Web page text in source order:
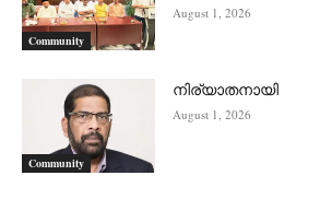
Community
August 1, 2026
Community
നിര്യാതനായി
August 1, 2026